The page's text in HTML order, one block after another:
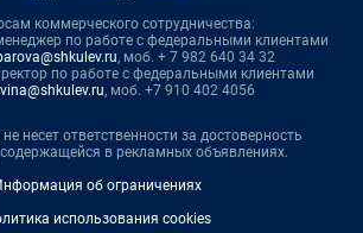
коммерческого сотрудничества:
по работе с федеральными клиентами
, моб. + 7 982 640 34 32
по работе с федеральными клиентами
, моб. +7 910 402 4056
несет ответственности за достоверность
в рекламных объявлениях.
об ограничениях
использования cookies